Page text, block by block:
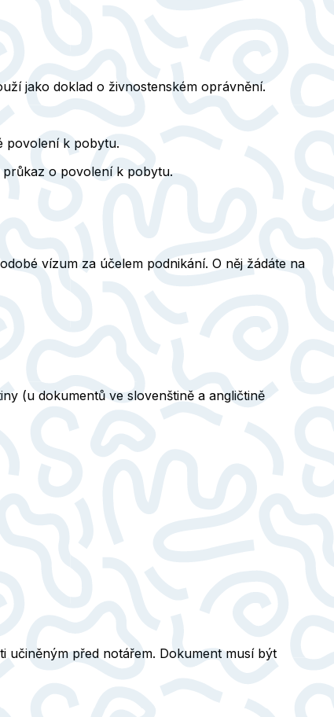
jako doklad o živnostenském oprávnění.
povolení k pobytu.
o povolení k pobytu.
vízum za účelem podnikání. O něj žádáte na
(u dokumentů ve slovenštině a angličtině
učiněným před notářem. Dokument musí být